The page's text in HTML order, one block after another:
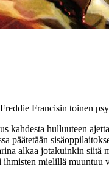
Francisin toinen
hulluuteen
päätetään
alkaa jotakuinkin
mielillä muuntuu